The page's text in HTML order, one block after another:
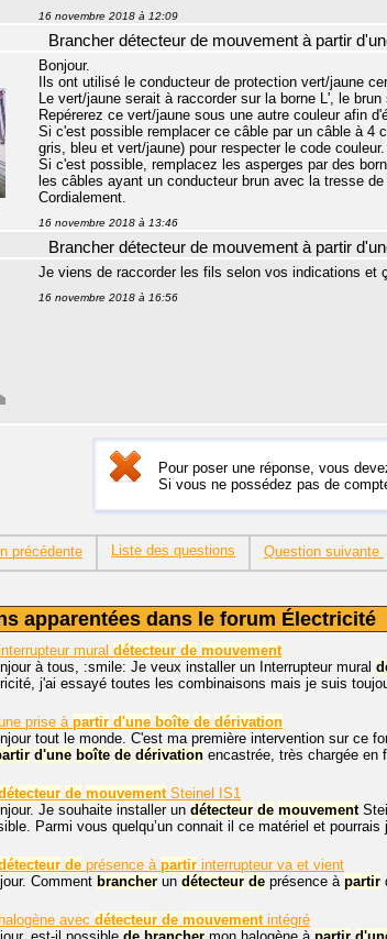
16 novembre 2018 à 12:09
Brancher détecteur de mouvement à partir
Bonjour.
Ils ont utilisé le conducteur de protection vert/jaune
Le vert/jaune serait à raccorder sur la borne L', le brun
Repérerez ce vert/jaune sous une autre couleur afin
Si c'est possible remplacer ce câble par un câble à 4
gris, bleu et vert/jaune) pour respecter le code couleur.
Si c'est possible, remplacez les asperges par des
les câbles ayant un conducteur brun avec la tresse de
Cordialement.
16 novembre 2018 à 13:46
Brancher détecteur de mouvement à partir
Je viens de raccorder les fils selon vos indications et
16 novembre 2018 à 16:56
Pour poser une réponse, vous
Si vous ne possédez pas de
précédente Liste des questions Question suivante
apparentées dans le forum Électricité
mural détecteur de mouvement
à tous, :smile: Je veux installer un Interrupteur mural
j'ai essayé toutes les combinaisons mais je suis
prise à partir d'une boîte de dérivation
tout le monde. C'est ma première intervention sur ce
d'une boîte de dérivation encastrée, très chargée en
de mouvement Steinel IS1
Je souhaite installer un détecteur de mouvement
Parmi vous quelqu’un connait il ce matériel et pourrais
de présence à partir interrupteur va et vient
Comment brancher un détecteur de présence à partir
halogène avec détecteur de mouvement intégré